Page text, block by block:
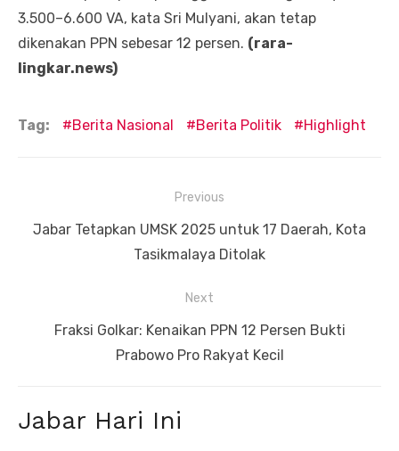
3.500–6.600 VA, kata Sri Mulyani, akan tetap
dikenakan PPN sebesar 12 persen. (rara-
lingkar.news)
Tag: Berita Nasional Berita Politik Highlight
pos
Previous
Previous
Jabar Tetapkan UMSK 2025 untuk 17 Daerah, Kota
Tasikmalaya Ditolak
Next
NextFraksi Golkar: Kenaikan PPN 12 Persen Bukti
Prabowo Pro Rakyat Kecil
Jabar Hari Ini